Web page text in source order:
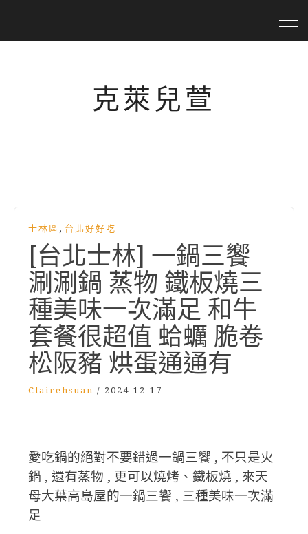
克萊兒萱
士林區 , 台北好好吃
[台北士林] 一鍋三饗
涮涮鍋 蒸物 鐵板燒三
種美味一次滿足 和牛
套餐很超值 蛤蠣 脆卷
松阪豬 烘蛋通通有
Clairehsuan / 2024-12-17
愛吃鍋的絕對不要錯過一鍋三饗 , 不只是火
鍋 , 還有蒸物 , 更可以燒烤、鐵板燒 , 來天
母大葉高島屋的一鍋三饗 , 三種美味一次滿
足